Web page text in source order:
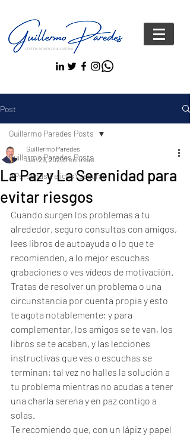
Post
Guillermo Paredes Posts
#Personas FelicesYseguras
Guillermo Paredes Posts
La Paz y La Serenidad para
evitar riesgos
Guillermo Paredes
Jan 29, 20201 min read
Cuando surgen los problemas a tu
alrededor, seguro consultas con amigos,
lees libros de autoayuda o lo que te
recomienden, a lo mejor escuchas
grabaciones o ves vídeos de motivación.
Tratas de resolver un problema o una
circunstancia por cuenta propia y esto
te agota notablemente; y para
complementar, los amigos se te van, los
libros se te acaban, y las lecciones
instructivas que ves o escuchas se
terminan; tal vez no halles la solución a
tu problema mientras no acudas a tener
una charla serena y en paz contigo a
solas.
Te recomiendo que, con un lápiz y papel